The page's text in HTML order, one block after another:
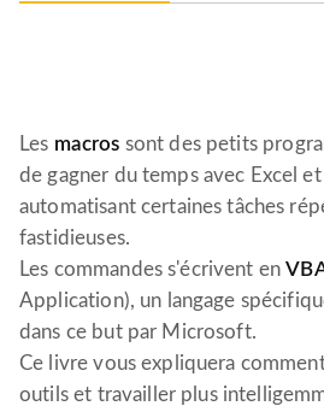
Les macros sont des petits
de gagner du temps avec Excel
automatisant certaines tâches
fastidieuses.
Les commandes s'écrivent en
Application), un langage
dans ce but par Microsoft.
Ce livre vous expliquera
outils et travailler plus